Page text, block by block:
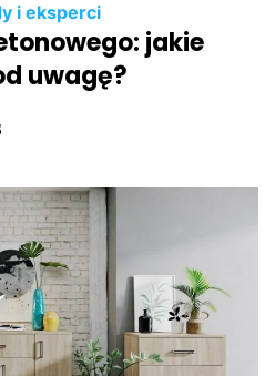
i eksperci
jakie
uwagę?